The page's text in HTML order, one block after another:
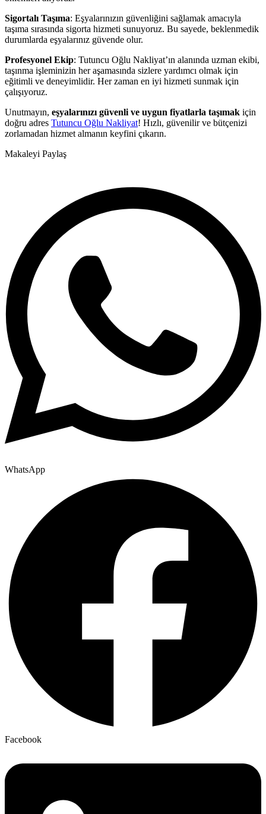
Sigortalı Taşıma: Eşyalarınızın güvenliğini sağlamak amacıyla
taşıma sırasında sigorta hizmeti sunuyoruz. Bu sayede, beklenmedik
durumlarda eşyalarınız güvende olur.
Profesyonel Ekip: Tutuncu Oğlu Nakliyat’ın alanında uzman ekibi,
taşınma işleminizin her aşamasında sizlere yardımcı olmak için
eğitimli ve deneyimlidir. Her zaman en iyi hizmeti sunmak için
çalışıyoruz.
Unutmayın, eşyalarınızı güvenli ve uygun fiyatlarla taşımak için
doğru adres Tutuncu Oğlu Nakliyat! Hızlı, güvenilir ve bütçenizi
zorlamadan hizmet almanın keyfini çıkarın.
Makaleyi Paylaş
WhatsApp
Facebook